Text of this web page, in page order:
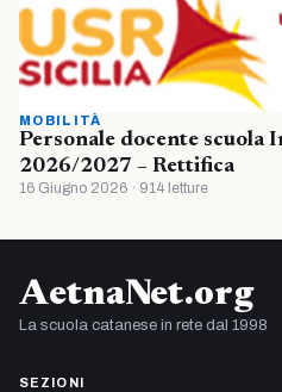
MOBILITÀ
Personale docente scuola
2026/2027 – Rettifica
16 Giugno 2026 · 914 letture
AetnaNet.org
La scuola catanese in rete dal 1998
SEZIONI